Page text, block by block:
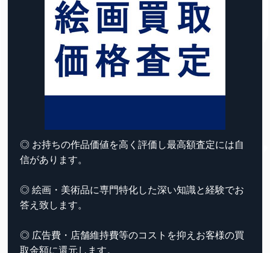
◎ お持ちの作品価値を高く評価し最高額査定には自
信があります。
◎ 絵画・美術品に専門特化した深い知識と経験でお
答え致します。
◎ 広告費・店舗維持費等のコストを抑えお客様の買
取金額に還元します。